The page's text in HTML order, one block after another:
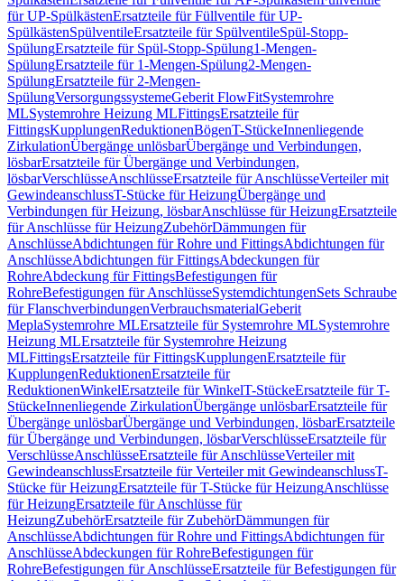
für UP-SpülkästenErsatzteile für Füllventile für UP-
SpülkästenSpülventileErsatzteile für SpülventileSpül-Stopp-
SpülungErsatzteile für Spül-Stopp-Spülung1-Mengen-
SpülungErsatzteile für 1-Mengen-Spülung2-Mengen-
SpülungErsatzteile für 2-Mengen-
SpülungVersorgungssystemeGeberit FlowFitSystemrohre
MLSystemrohre Heizung MLFittingsErsatzteile für
FittingsKupplungenReduktionenBögenT-StückeInnenliegende
ZirkulationÜbergänge unlösbarÜbergänge und Verbindungen,
lösbarErsatzteile für Übergänge und Verbindungen,
lösbarVerschlüsseAnschlüsseErsatzteile für AnschlüsseVerteiler mit
GewindeanschlussT-Stücke für HeizungÜbergänge und
Verbindungen für Heizung, lösbarAnschlüsse für HeizungErsatzteile
für Anschlüsse für HeizungZubehörDämmungen für
AnschlüsseAbdichtungen für Rohre und FittingsAbdichtungen für
AnschlüsseAbdichtungen für FittingsAbdeckungen für
RohreAbdeckung für FittingsBefestigungen für
RohreBefestigungen für AnschlüsseSystemdichtungenSets Schraube
für FlanschverbindungenVerbrauchsmaterialGeberit
MeplaSystemrohre MLErsatzteile für Systemrohre MLSystemrohre
Heizung MLErsatzteile für Systemrohre Heizung
MLFittingsErsatzteile für FittingsKupplungenErsatzteile für
KupplungenReduktionenErsatzteile für
ReduktionenWinkelErsatzteile für WinkelT-StückeErsatzteile für T-
StückeInnenliegende ZirkulationÜbergänge unlösbarErsatzteile für
Übergänge unlösbarÜbergänge und Verbindungen, lösbarErsatzteile
für Übergänge und Verbindungen, lösbarVerschlüsseErsatzteile für
VerschlüsseAnschlüsseErsatzteile für AnschlüsseVerteiler mit
GewindeanschlussErsatzteile für Verteiler mit GewindeanschlussT-
Stücke für HeizungErsatzteile für T-Stücke für HeizungAnschlüsse
für HeizungErsatzteile für Anschlüsse für
HeizungZubehörErsatzteile für ZubehörDämmungen für
AnschlüsseAbdichtungen für Rohre und FittingsAbdichtungen für
AnschlüsseAbdeckungen für RohreBefestigungen für
RohreBefestigungen für AnschlüsseErsatzteile für Befestigungen für